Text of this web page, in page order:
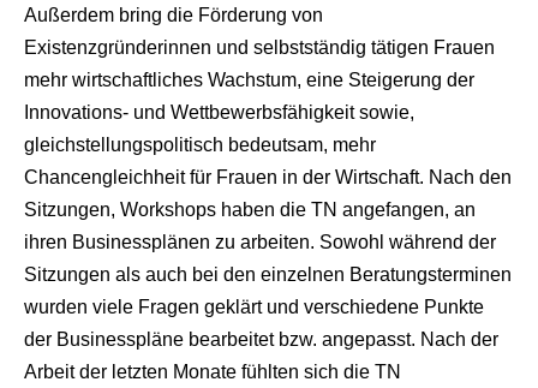
Außerdem bring die Förderung von
Existenzgründerinnen und selbstständig tätigen Frauen
mehr wirtschaftliches Wachstum, eine Steigerung der
Innovations- und Wettbewerbsfähigkeit sowie,
gleichstellungspolitisch bedeutsam, mehr
Chancengleichheit für Frauen in der Wirtschaft. Nach den
Sitzungen, Workshops haben die TN angefangen, an
ihren Businessplänen zu arbeiten. Sowohl während der
Sitzungen als auch bei den einzelnen Beratungsterminen
wurden viele Fragen geklärt und verschiedene Punkte
der Businesspläne bearbeitet bzw. angepasst. Nach der
Arbeit der letzten Monate fühlten sich die TN